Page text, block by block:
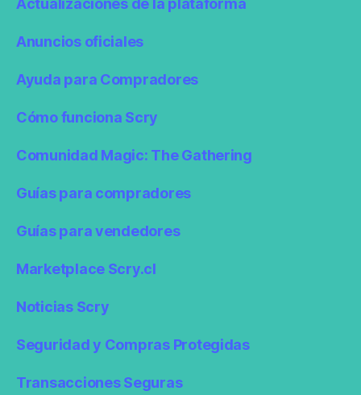
Actualizaciones de la plataforma
Anuncios oficiales
Ayuda para Compradores
Cómo funciona Scry
Comunidad Magic: The Gathering
Guías para compradores
Guías para vendedores
Marketplace Scry.cl
Noticias Scry
Seguridad y Compras Protegidas
Transacciones Seguras